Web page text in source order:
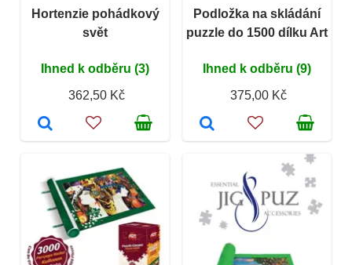
Hortenzie pohádkový
svět
Ihned k odběru (3)
362,50 Kč
Podložka na skládání
puzzle do 1500 dílku Art
Ihned k odběru (9)
375,00 Kč